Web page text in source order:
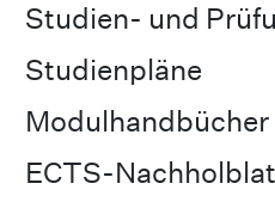
Studien- und
Studienpläne
Modulhandbücher
ECTS-